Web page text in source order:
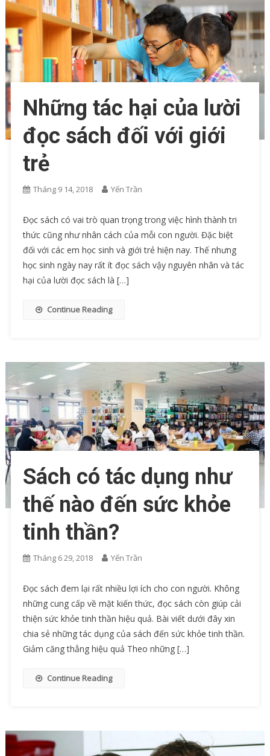
Những tác hại của lười
đọc sách đối với giới
trẻ
Tháng 9 14, 2018 Yến Trần
Đọc sách có vai trò quan trọng trong việc hình thành tri
thức cũng như nhân cách của mỗi con người. Đặc biệt
đối với các em học sinh và giới trẻ hiện nay. Thế nhưng
học sinh ngày nay rất ít đọc sách vậy nguyên nhân và tác
hại của lười đọc sách là […]
Continue Reading
Sách có tác dụng như
thế nào đến sức khỏe
tinh thần?
Tháng 6 29, 2018 Yến Trần
Đọc sách đem lại rất nhiều lợi ích cho con người. Không
những cung cấp về mặt kiến thức, đọc sách còn giúp cải
thiện sức khỏe tinh thần hiệu quả. Bài viết dưới đây xin
chia sẻ những tác dụng của sách đến sức khỏe tinh thần.
Giảm căng thẳng hiệu quả Theo những […]
Continue Reading